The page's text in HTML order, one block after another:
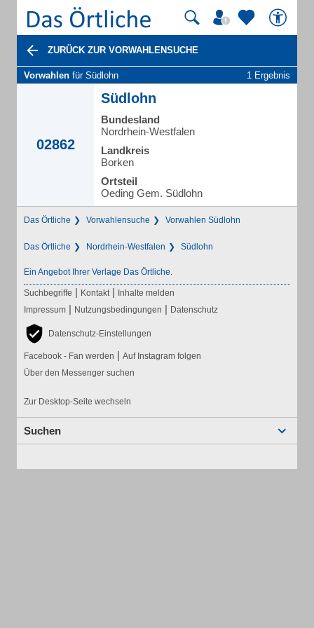
ZURÜCK ZUR VORWAHLENSUCHE
Vorwahlen für Südlohn 1 Ergebnis
02862
Südlohn
Bundesland
Nordrhein-Westfalen
Landkreis
Borken
Ortsteil
Oeding Gem. Südlohn
Das Örtliche Vorwahlensuche Vorwahlen Südlohn
Das Örtliche Nordrhein-Westfalen Südlohn
Ein Angebot Ihrer Verlage Das Örtliche.
Suchbegriffe | Kontakt | Inhalte melden
Impressum | Nutzungsbedingungen | Datenschutz
Datenschutz-Einstellungen
Facebook - Fan werden | Auf Instagram folgen
Über den Messenger suchen
Zur Desktop-Seite wechseln
Suchen